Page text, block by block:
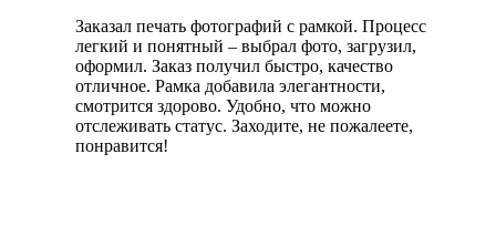
Заказал печать фотографий с рамкой. Процесс
легкий и понятный – выбрал фото, загрузил,
оформил. Заказ получил быстро, качество
отличное. Рамка добавила элегантности,
смотрится здорово. Удобно, что можно
отслеживать статус. Заходите, не пожалеете,
понравится!